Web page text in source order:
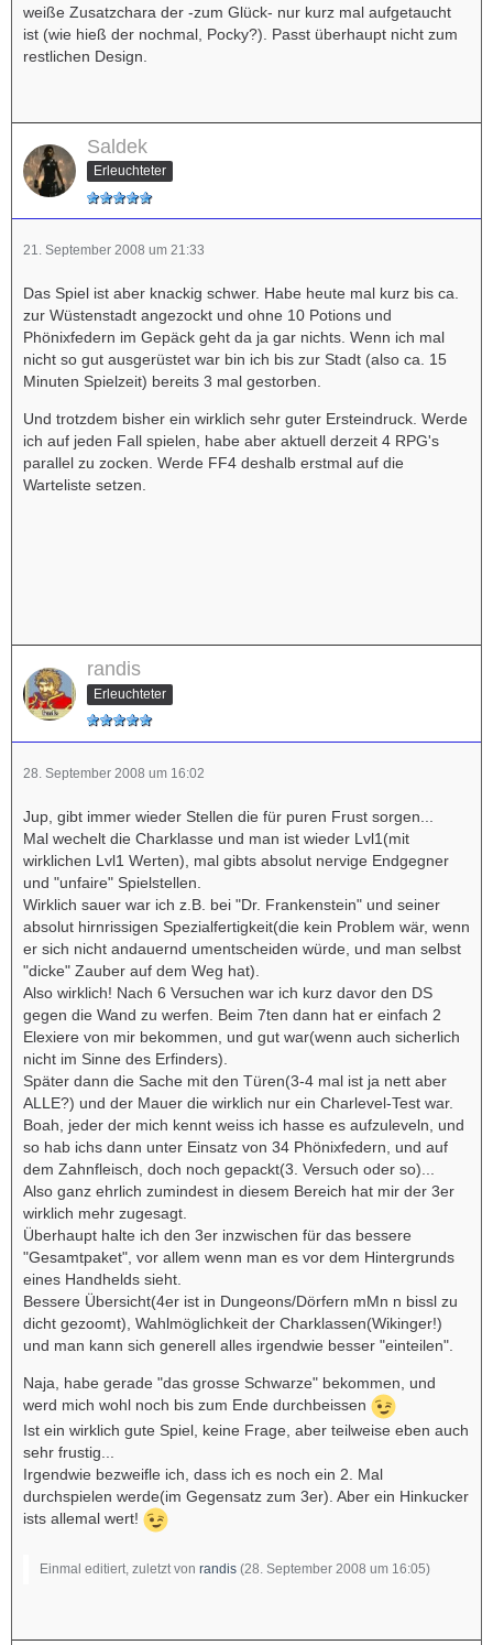
weiße Zusatzchara der -zum Glück- nur kurz mal aufgetaucht
ist (wie hieß der nochmal, Pocky?). Passt überhaupt nicht zum
restlichen Design.
Saldek
Erleuchteter
21. September 2008 um 21:33
Das Spiel ist aber knackig schwer. Habe heute mal kurz bis ca.
zur Wüstenstadt angezockt und ohne 10 Potions und
Phönixfedern im Gepäck geht da ja gar nichts. Wenn ich mal
nicht so gut ausgerüstet war bin ich bis zur Stadt (also ca. 15
Minuten Spielzeit) bereits 3 mal gestorben.
Und trotzdem bisher ein wirklich sehr guter Ersteindruck. Werde
ich auf jeden Fall spielen, habe aber aktuell derzeit 4 RPG's
parallel zu zocken. Werde FF4 deshalb erstmal auf die
Warteliste setzen.
randis
Erleuchteter
28. September 2008 um 16:02
Jup, gibt immer wieder Stellen die für puren Frust sorgen...
Mal wechelt die Charklasse und man ist wieder Lvl1(mit
wirklichen Lvl1 Werten), mal gibts absolut nervige Endgegner
und "unfaire" Spielstellen.
Wirklich sauer war ich z.B. bei "Dr. Frankenstein" und seiner
absolut hirnrissigen Spezialfertigkeit(die kein Problem wär, wenn
er sich nicht andauernd umentscheiden würde, und man selbst
"dicke" Zauber auf dem Weg hat).
Also wirklich! Nach 6 Versuchen war ich kurz davor den DS
gegen die Wand zu werfen. Beim 7ten dann hat er einfach 2
Elexiere von mir bekommen, und gut war(wenn auch sicherlich
nicht im Sinne des Erfinders).
Später dann die Sache mit den Türen(3-4 mal ist ja nett aber
ALLE?) und der Mauer die wirklich nur ein Charlevel-Test war.
Boah, jeder der mich kennt weiss ich hasse es aufzuleveln, und
so hab ichs dann unter Einsatz von 34 Phönixfedern, und auf
dem Zahnfleisch, doch noch gepackt(3. Versuch oder so)...
Also ganz ehrlich zumindest in diesem Bereich hat mir der 3er
wirklich mehr zugesagt.
Überhaupt halte ich den 3er inzwischen für das bessere
"Gesamtpaket", vor allem wenn man es vor dem Hintergrunds
eines Handhelds sieht.
Bessere Übersicht(4er ist in Dungeons/Dörfern mMn n bissl zu
dicht gezoomt), Wahlmöglichkeit der Charklassen(Wikinger!)
und man kann sich generell alles irgendwie besser "einteilen".
Naja, habe gerade "das grosse Schwarze" bekommen, und
werd mich wohl noch bis zum Ende durchbeissen
Ist ein wirklich gute Spiel, keine Frage, aber teilweise eben auch
sehr frustig...
Irgendwie bezweifle ich, dass ich es noch ein 2. Mal
durchspielen werde(im Gegensatz zum 3er). Aber ein Hinkucker
ists allemal wert!
Einmal editiert, zuletzt von randis (28. September 2008 um 16:05)